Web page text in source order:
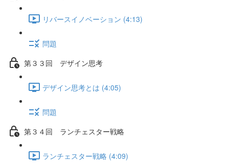
リバースイノベーション (4:13)
問題
第３３回 デザイン思考
デザイン思考とは (4:05)
問題
第３４回 ランチェスター戦略
ランチェスター戦略 (4:09)